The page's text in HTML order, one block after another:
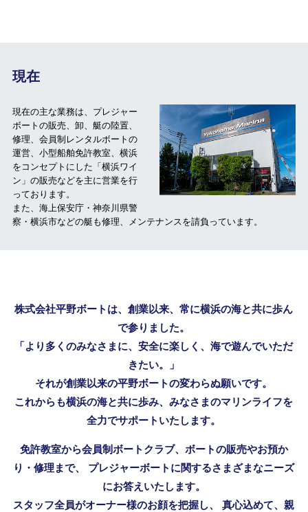
現在
現在の主な業務は、プレジャー
ボートの販売、卸、艇の陸置、
修理、会員制レンタルボートの
運営、小型船舶免許教室、横浜
をコンセプトにした「横浜ワイ
ン」の販売などを主に営業を行
っております。
また、海上保安庁・神奈川県警
察・横浜市などの艇も修理、メンテナンスを請負っています。
株式会社平野ボートは、創業以来、常に横浜の海と共に歩ん
で参りました。
「より多くのみなさまに、安全に楽しく、海で遊んでいただ
きたい。」
それが創業以来の平野ボートの変わらぬ願いです。
これからも横浜の海と共に歩み、みなさまのマリンライフを
全力でサポートいたします。
免許教室から会員制ボートクラブ、ボートの販売やお預か
り・修理まで、
プレジャーボートに関するさまざまなニーズ
にお答えいたします。
スタッフ全員がオーナー様のお顔を把握し、
真心込めて、親